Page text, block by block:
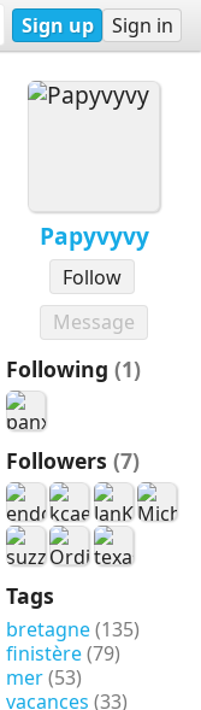
Sign up Sign in
Papyvyvy
Follow
Message
Following (1)
Followers (7)
Tags
bretagne(135)
finistère(79)
mer(53)
vacances (33)